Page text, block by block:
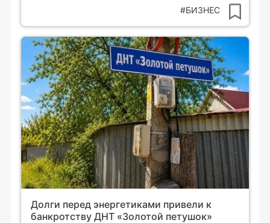
#БИЗНЕС
Долги перед энергетиками привели к
банкротству ДНТ «Золотой петушок»